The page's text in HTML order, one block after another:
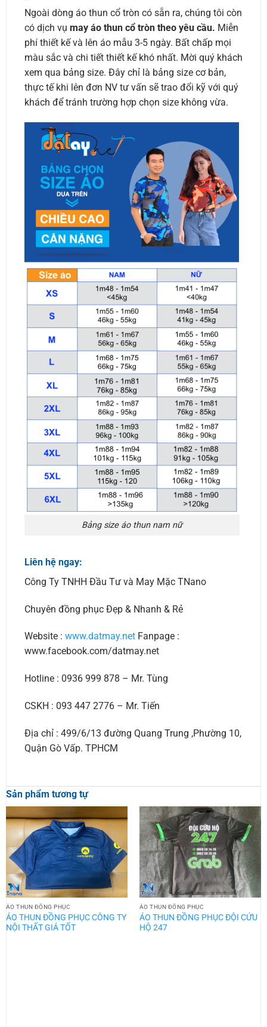
Ngoài dòng áo thun cổ tròn có sẵn ra, chúng tôi còn
có dịch vụ may áo thun cổ tròn theo yêu cầu. Miễn
phí thiết kế và lên áo mẫu 3-5 ngày. Bất chấp mọi
màu sắc và chi tiết thiết kế khó nhất. Mời quý khách
xem qua bảng size. Đây chỉ là bảng size cơ bản,
thực tế khi lên đơn NV tư vấn sẽ trao đổi kỹ với quý
khách để tránh trường hợp chọn size không vừa.
Bảng size áo thun nam nữ
Liên hệ ngay:
Công Ty TNHH Đầu Tư và May Mặc TNano
Chuyên đồng phục Đẹp & Nhanh & Rẻ
Website : www.datmay.netFanpage :
www.facebook.com/datmay.net
Hotline : 0936 999 878 – Mr. Tùng
CSKH : 093 447 2776 – Mr. Tiến
Địa chỉ : 499/6/13 đường Quang Trung ,Phường 10,
Quận Gò Vấp. TPHCM
Sản phẩm tương tự
ÁO THUN ĐỒNG PHỤC
ÁO THUN ĐỒNG PHỤC CÔNG TY
NỘI THẤT GIÁ TỐT
ÁO THUN ĐỒNG PHỤC
ÁO THUN ĐỒNG PHỤC ĐỘI CỨU
HỘ 247